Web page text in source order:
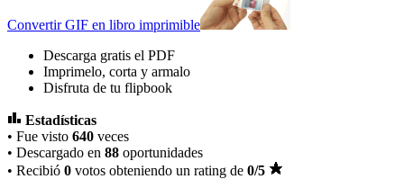
Convertir GIF en libro imprimible
Descarga gratis el PDF
Imprimelo, corta y armalo
Disfruta de tu flipbook
Estadísticas
• Fue visto 640 veces
• Descargado en 88 oportunidades
• Recibió 0 votos obteniendo un rating de 0/5